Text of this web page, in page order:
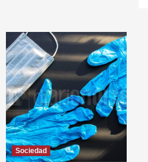
Sociedad